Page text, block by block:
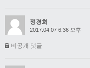
정경희
2017.04.07 6:36 오후
비공개 댓글